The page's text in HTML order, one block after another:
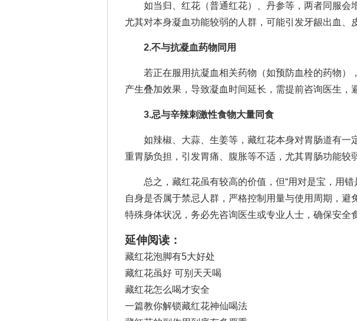
如当归、红花（普通红花）、丹参等，两者同服会
尤其对本身凝血功能较弱的人群，可能引发牙龈出血、
2.不与抗凝血药物同用
若正在服用抗凝血相关药物（如预防血栓的药物）
产生叠加效果，导致凝血时间延长，需提前咨询医生，
3.忌与辛辣刺激性食物大量同食
如辣椒、大蒜、生姜等，藏红花本身对胃肠道有一
重胃肠负担，引发胃痛、腹胀等不适，尤其胃肠功能较
总之，藏红花虽有较高的价值，但“用对是宝，用错
自身是否属于禁忌人群，严格控制用量与使用周期，避
特殊身体状况，务必先咨询医生或专业人士，确保安全
延伸阅读：
藏红花泡脚有5大好处
藏红花虽好 可别天天喝
藏红花怎么喝才安全
一篇教你解锁藏红花神仙喝法